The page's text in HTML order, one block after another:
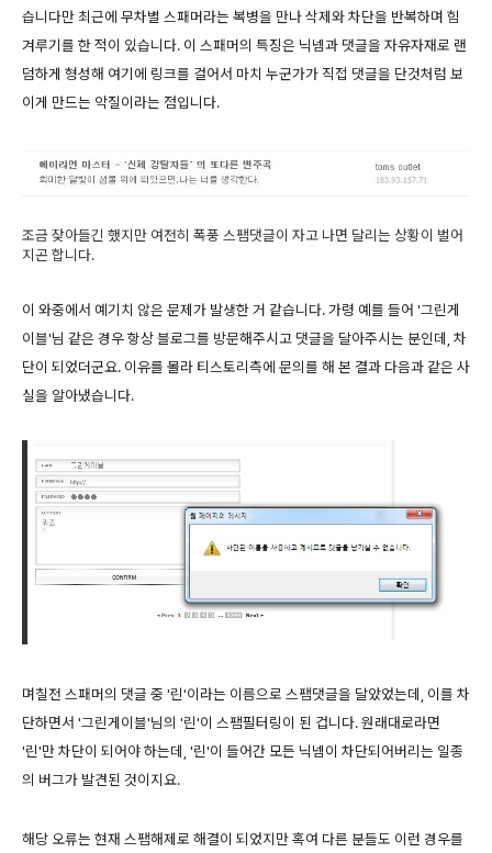
습니다만 최근에 무차별 스패머라는 복병을 만나 삭제와 차단을 반복하며 힘
겨루기를 한 적이 있습니다. 이 스패머의 특징은 닉넴과 댓글을 자유자재로 랜
덤하게 형성해 여기에 링크를 걸어서 마치 누군가가 직접 댓글을 단것처럼 보
이게 만드는 악질이라는 점입니다.
조금 잦아들긴 했지만 여전히 폭풍 스팸댓글이 자고 나면 달리는 상황이 벌어
지곤 합니다.
이 와중에서 예기치 않은 문제가 발생한 거 같습니다. 가령 예를 들어 '그린게
이블'님 같은 경우 항상 블로그를 방문해주시고 댓글을 달아주시는 분인데, 차
단이 되었더군요. 이유를 몰라 티스토리측에 문의를 해 본 결과 다음과 같은 사
실을 알아냈습니다.
며칠전 스패머의 댓글 중 '린'이라는 이름으로 스팸댓글을 달았었는데, 이를 차
단하면서 '그린게이블'님의 '린'이 스팸필터링이 된 겁니다. 원래대로라면
'린'만 차단이 되어야 하는데, '린'이 들어간 모든 닉넴이 차단되어버리는 일종
의 버그가 발견된 것이지요.
해당 오류는 현재 스팸해제로 해결이 되었지만 혹여 다른 분들도 이런 경우를